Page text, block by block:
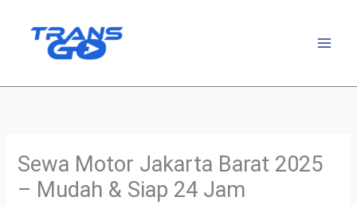
Sewa Motor Jakarta Barat 2025
– Mudah & Siap 24 Jam